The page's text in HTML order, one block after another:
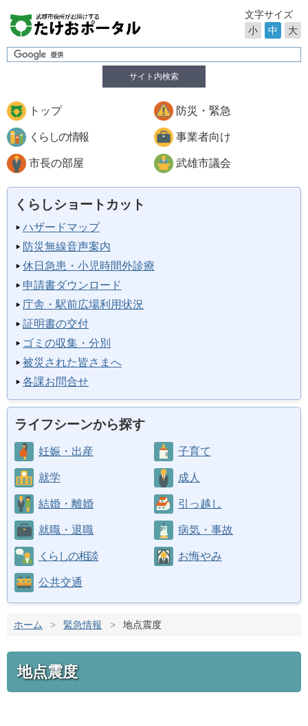
サイト内検索
文字サイズ
小
中 大
トップ 防災・緊急
くらしの情報 事業者向け
市長の部屋 武雄市議会
くらしショートカット
ハザードマップ
防災無線音声案内
休日急患・小児時間外診療
申請書ダウンロード
庁舎・駅前広場利用状況
証明書の交付
ゴミの収集・分別
被災された皆さまへ
各課お問合せ
ライフシーンから探す
妊娠・出産 子育て
就学 成人
結婚・離婚 引っ越し
就職・退職 病気・事故
くらしの相談 お悔やみ
公共交通
ホーム > 緊急情報 > 地点震度
地点震度